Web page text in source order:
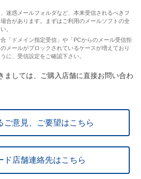
迷惑メールフォルダなど、本来受信されるべきフ
合があります。まずはご利用のメールソフトの全
。
「ドメイン指定受信」や「PCからのメール受信拒
メールがブロックされているケースが増えており
に、受信設定をご確認下さい。
ましては、ご購入店舗に直接お問い合わ
ご意見、ご要望はこちら
ド店舗連絡先はこちら